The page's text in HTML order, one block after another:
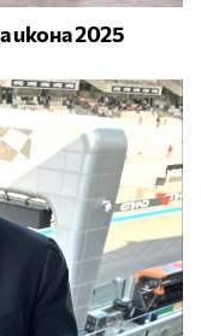
икона 2025